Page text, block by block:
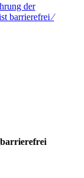
der
barrierefrei ⁄